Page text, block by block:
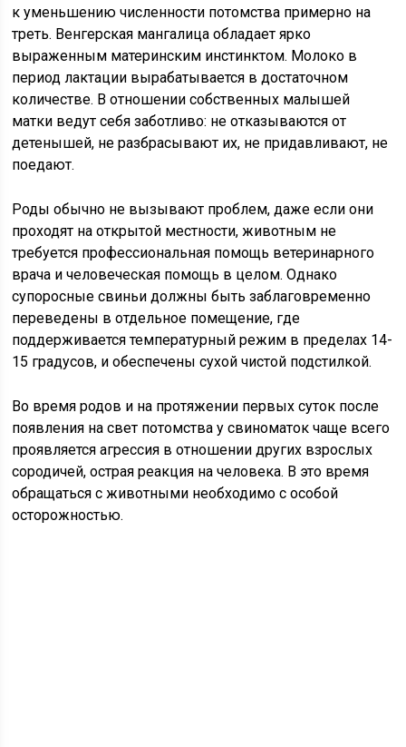
к уменьшению численности потомства примерно на
треть. Венгерская мангалица обладает ярко
выраженным материнским инстинктом. Молоко в
период лактации вырабатывается в достаточном
количестве. В отношении собственных малышей
матки ведут себя заботливо: не отказываются от
детенышей, не разбрасывают их, не придавливают, не
поедают.
Роды обычно не вызывают проблем, даже если они
проходят на открытой местности, животным не
требуется профессиональная помощь ветеринарного
врача и человеческая помощь в целом. Однако
супоросные свиньи должны быть заблаговременно
переведены в отдельное помещение, где
поддерживается температурный режим в пределах 14-
15 градусов, и обеспечены сухой чистой подстилкой.
Во время родов и на протяжении первых суток после
появления на свет потомства у свиноматок чаще всего
проявляется агрессия в отношении других взрослых
сородичей, острая реакция на человека. В это время
обращаться с животными необходимо с особой
осторожностью.